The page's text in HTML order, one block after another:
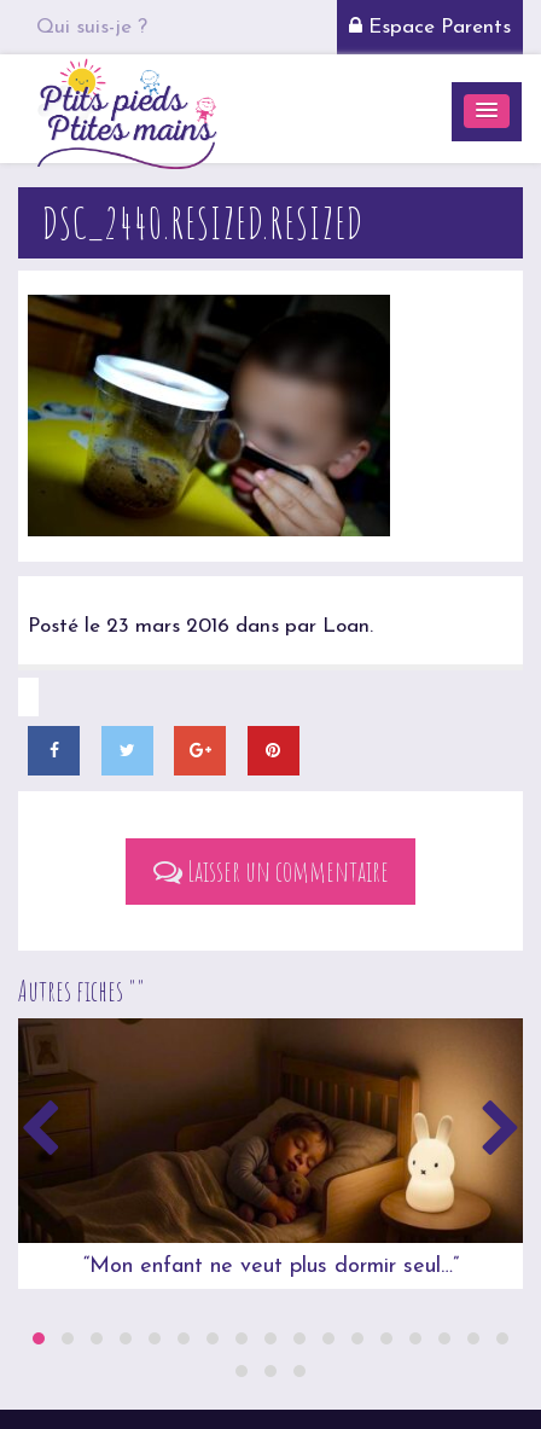
Qui suis-je ? Espace Parents
DSC_2440.RESIZED.RESIZED
Posté le 23 mars 2016 dans par Loan.
Laisser un commentaire
Autres fiches ""
“Mon enfant ne veut plus dormir seul…”